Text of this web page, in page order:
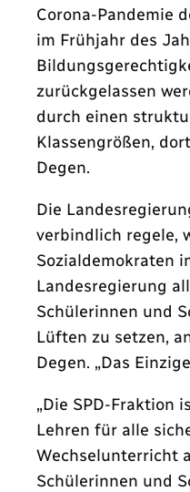
Corona-Pandemie
im Frühjahr des
zurückgelassen
durch einen
Klassengrößen,
Degen.
Die
verbindlich regele,
Sozialdemokraten
Landesregierung
Schülerinnen und
Lüften zu setzen,
Degen. „Das
„Die SPD-Fraktion
Lehren für alle
Wechselunterricht
Schülerinnen und